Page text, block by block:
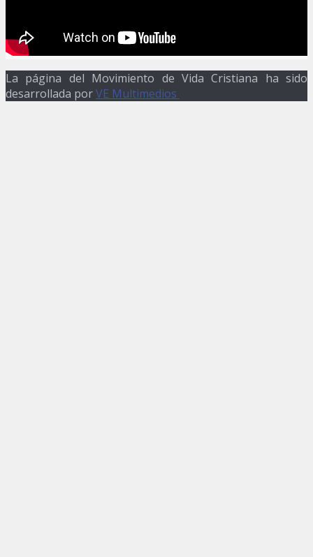
La página del Movimiento de Vida Cristiana ha sido
desarrollada porVE Multimedios